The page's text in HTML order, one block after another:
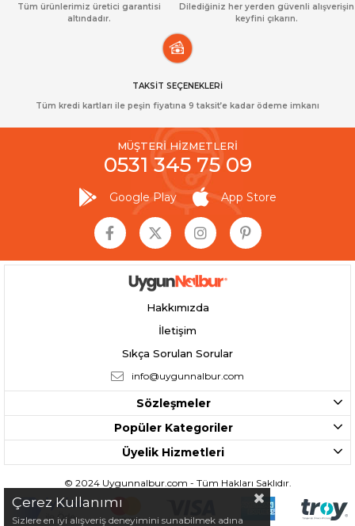
Tüm ürünlerimiz üretici garantisi
altındadır.
Dilediğiniz her yerden güvenli alışverişin
keyfini çıkarın.
TAKSİT SEÇENEKLERİ
Tüm kredi kartları ile peşin fiyatına 9 taksit’e kadar ödeme imkanı
MÜŞTERİ HİZMETLERİ
0531 345 75 09
Google Play App Store
Hakkımızda
İletişim
Sıkça Sorulan Sorular
info@uygunnalbur.com
Sözleşmeler
Popüler Kategoriler
Üyelik Hizmetleri
© 2024 Uygunnalbur.com - Tüm Hakları Saklıdır.
Çerez Kullanımı
Sizlere en iyi alışveriş deneyimini sunabilmek adına